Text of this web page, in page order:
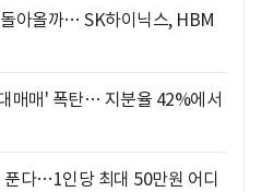
아올까… SK하이닉스, HBM
매매' 폭탄… 지분율 42%에서
다…1인당 최대 50만원 어디